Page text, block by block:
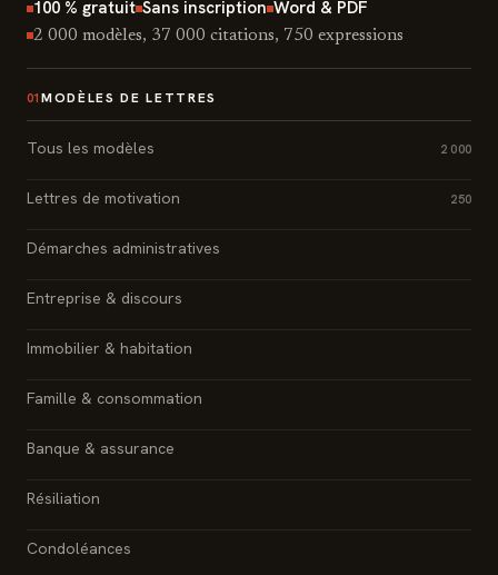
100 % gratuit Sans inscription Word & PDF
2 000 modèles, 37 000 citations, 750 expressions
01 MODÈLES DE LETTRES
Tous les modèles 2 000
Lettres de motivation 250
Démarches administratives
Entreprise & discours
Immobilier & habitation
Famille & consommation
Banque & assurance
Résiliation
Condoléances